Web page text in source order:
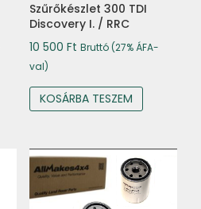
Szűrőkészlet 300 TDI
Discovery I. / RRC
10 500 Ft Bruttó (27% ÁFA-
val)
KOSÁRBA TESZEM